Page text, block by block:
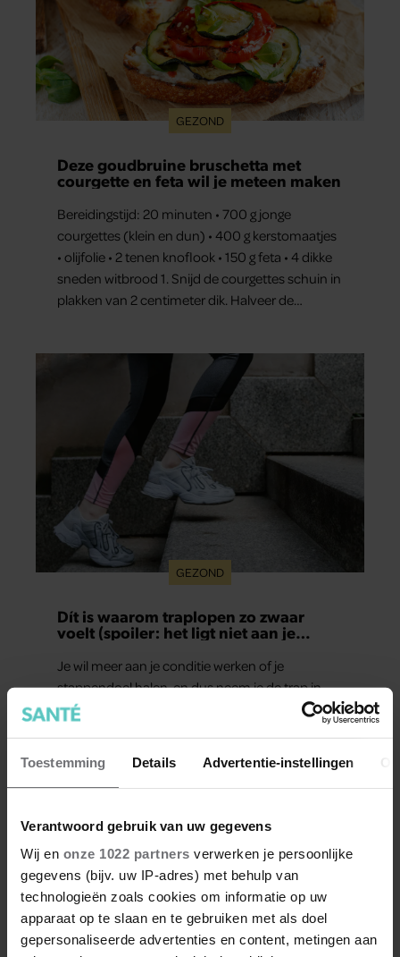
Toestemming Details Advertentie-instellingen
Verantwoord gebruik van uw gegevens
Wij en onze 1022 partners verwerken je persoonlijke
gegevens (bijv. uw IP-adres) met behulp van
technologieën zoals cookies om informatie op uw
apparaat op te slaan en te gebruiken met als doel
gepersonaliseerde advertenties en content, metingen aan
GEZOND
Deze goudbruine bruschetta met
courgette en feta wil je meteen maken
Bereidingstijd: 20 minuten • 700 g jonge
courgettes (klein en dun) • 400 g kerstomaatjes
• olijfolie • 2 tenen knoflook • 150 g feta • 4 dikke
sneden witbrood 1. Snijd de courgettes schuin in
plakken van 2 centimeter dik. Halveer de
GEZOND
Dít is waarom traplopen zo zwaar
voelt (spoiler: het ligt niet aan je
Je wil meer aan je conditie werken of je
stappendoel halen, en dus neem je de trap in
plaats van de roltrap of lift. Maar halverwege
Meer van Santé